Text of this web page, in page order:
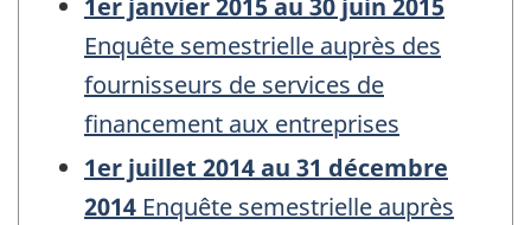
1er janvier 2015 au 30 juin 2015
Enquête semestrielle auprès des
fournisseurs de services de
financement aux entreprises
1er juillet 2014 au 31 décembre
2014 Enquête semestrielle auprès